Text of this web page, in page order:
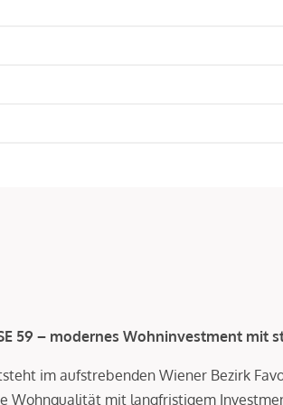
59 – modernes Wohninvestment mit
im aufstrebenden Wiener Bezirk
Wohnqualität mit langfristigem